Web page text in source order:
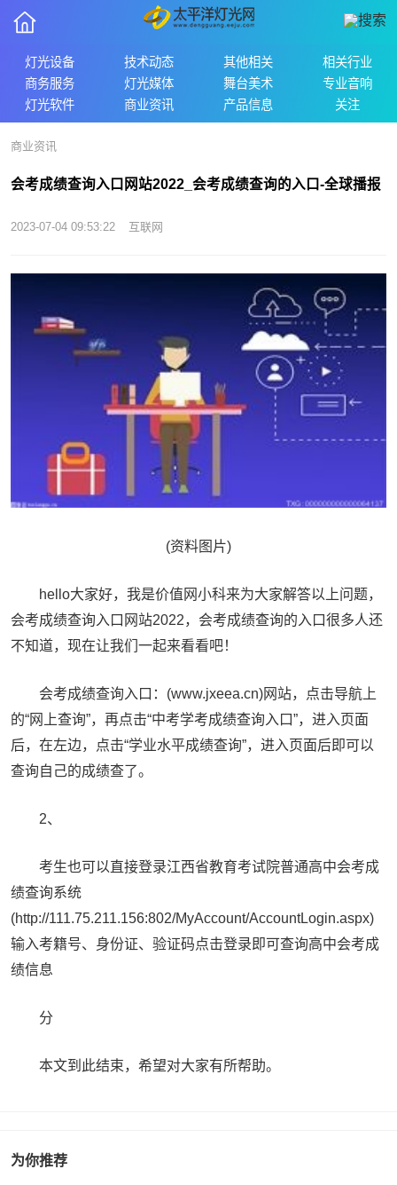
灯光设备 技术动态 其他相关
相关行业
商务服务
灯光媒体 舞台美术
专业音响
灯光软件
商业资讯 产品信息 关注
商业资讯
会考成绩查询入口网站2022_会考成绩查询的入口-全球播报
2023-07-04 09:53:22 互联网
(资料图片)
hello大家好，我是价值网小科来为大家解答以上问题，
会考成绩查询入口网站2022，会考成绩查询的入口很多人还
不知道，现在让我们一起来看看吧！
会考成绩查询入口：(www.jxeea.cn)网站，点击导航上
的“网上查询”，再点击“中考学考成绩查询入口”，进入页面
后，在左边，点击“学业水平成绩查询”，进入页面后即可以
查询自己的成绩查了。
2、
考生也可以直接登录江西省教育考试院普通高中会考成
绩查询系统
(http://111.75.211.156:802/MyAccount/AccountLogin.aspx)
输入考籍号、身份证、验证码点击登录即可查询高中会考成
绩信息
分
本文到此结束，希望对大家有所帮助。
为你推荐